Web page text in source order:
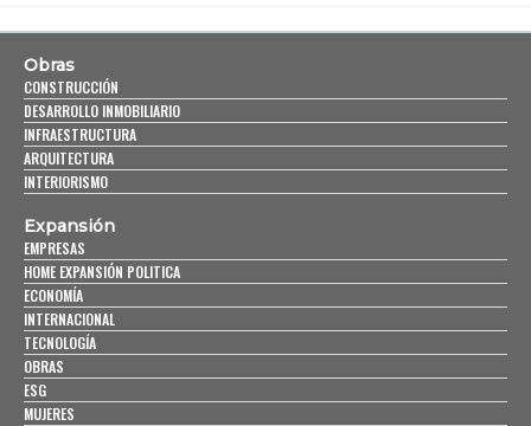
Obras
CONSTRUCCIÓN
DESARROLLO INMOBILIARIO
INFRAESTRUCTURA
ARQUITECTURA
INTERIORISMO
Expansión
EMPRESAS
HOME EXPANSIÓN POLITICA
ECONOMÍA
INTERNACIONAL
TECNOLOGÍA
OBRAS
ESG
MUJERES